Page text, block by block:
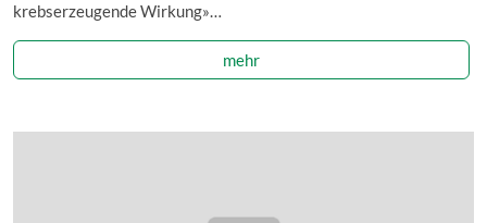
krebserzeugende Wirkung»…
mehr